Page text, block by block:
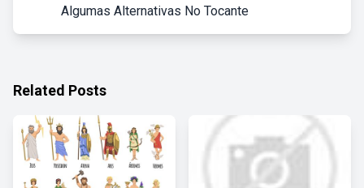
Algumas Alternativas No Tocante
Related Posts